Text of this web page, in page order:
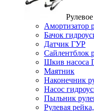
Амортизатор
Бачок
Датчик ГУР
Сайлентблок
Шкив насоса
Маятник
Наконечник
Насос
Пыльник
Рулевая